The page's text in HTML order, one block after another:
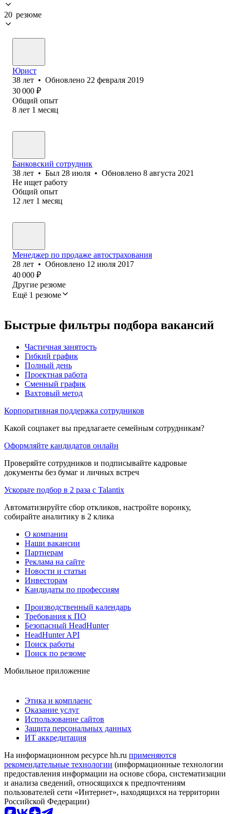
20 резюме
Юрист
38 лет • Обновлено 22 февраля 2019
30 000 ₽
Общий опыт
8 лет 1 месяц
Банковский сотрудник
38 лет • Был 28 июля • Обновлено 8 августа 2021
Не ищет работу
Общий опыт
12 лет 1 месяц
Менеджер по продаже автострахования
28 лет • Обновлено 12 июля 2017
40 000 ₽
Другие резюме
Ещё 1 резюме
Быстрые фильтры подбора вакансий
Частичная занятость
Гибкий график
Полный день
Проектная работа
Сменный график
Вахтовый метод
Корпоративная поддержка сотрудников
Какой соцпакет вы предлагаете семейным сотрудникам?
Оформляйте кандидатов онлайн
Проверяйте сотрудников и подписывайте кадровые
документы без бумаг и личных встреч
Ускорьте подбор в 2 раза с Talantix
Автоматизируйте сбор откликов, настройте воронку,
собирайте аналитику в 2 клика
О компании
Наши вакансии
Партнерам
Реклама на сайте
Новости и статьи
Инвесторам
Кандидаты по профессиям
Производственный календарь
Требования к ПО
Безопасный HeadHunter
HeadHunter API
Поиск работы
Поиск по резюме
Мобильное приложение
Этика и комплаенс
Оказание услуг
Использование сайтов
Защита персональных данных
ИТ аккредитация
На информационном ресурсе hh.ru применяются
рекомендательные технологии (информационные технологии
предоставления информации на основе сбора, систематизации
и анализа сведений, относящихся к предпочтениям
пользователей сети «Интернет», находящихся на территории
Российской Федерации)